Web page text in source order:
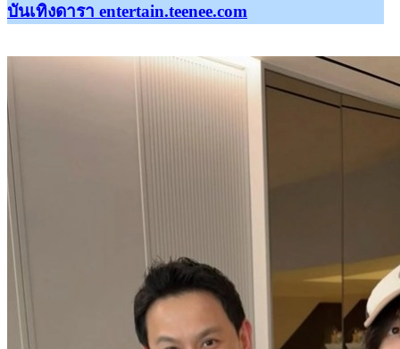
บันเทิงดารา entertain.teenee.com